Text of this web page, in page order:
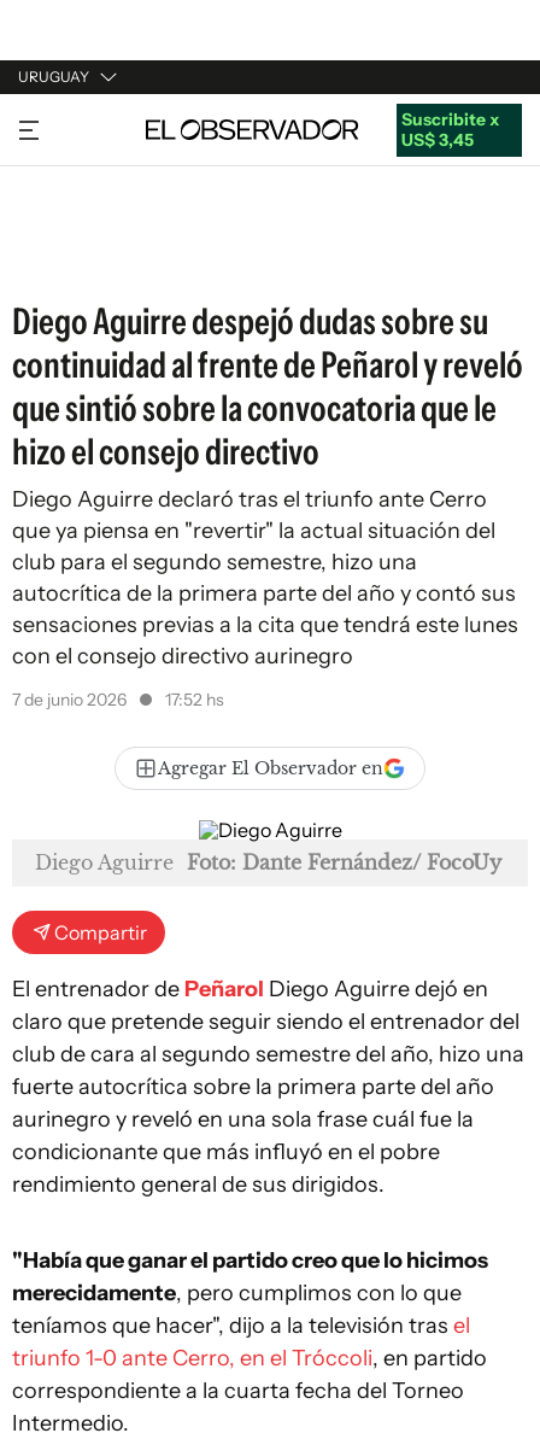
URUGUAY
URUGUAY
ARGENTINA
Suscribite x
US$ 3,45
Diego Aguirre despejó dudas sobre su
continuidad al frente de Peñarol y reveló
que sintió sobre la convocatoria que le
hizo el consejo directivo
Diego Aguirre declaró tras el triunfo ante Cerro
que ya piensa en "revertir" la actual situación del
club para el segundo semestre, hizo una
autocrítica de la primera parte del año y contó sus
sensaciones previas a la cita que tendrá este lunes
con el consejo directivo aurinegro
7 de junio 2026 17:52 hs
Agregar El Observador en
Diego Aguirre Foto: Dante Fernández/ FocoUy
Compartir
El entrenador de Peñarol Diego Aguirre dejó en
claro que pretende seguir siendo el entrenador del
club de cara al segundo semestre del año, hizo una
fuerte autocrítica sobre la primera parte del año
aurinegro y reveló en una sola frase cuál fue la
condicionante que más influyó en el pobre
rendimiento general de sus dirigidos.
"Había que ganar el partido creo que lo hicimos
merecidamente, pero cumplimos con lo que
teníamos que hacer", dijo a la televisión tras el
triunfo 1-0 ante Cerro, en el Tróccoli, en partido
correspondiente a la cuarta fecha del Torneo
Intermedio.